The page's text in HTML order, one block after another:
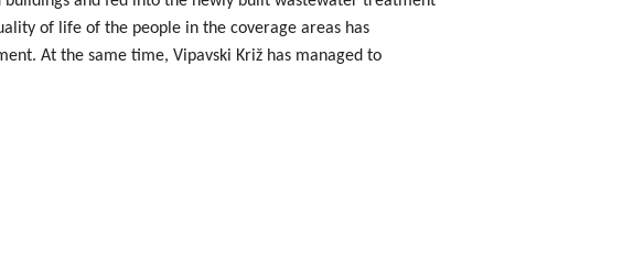
of life of the people in the coverage areas has
At the same time, Vipavski Križ has managed to